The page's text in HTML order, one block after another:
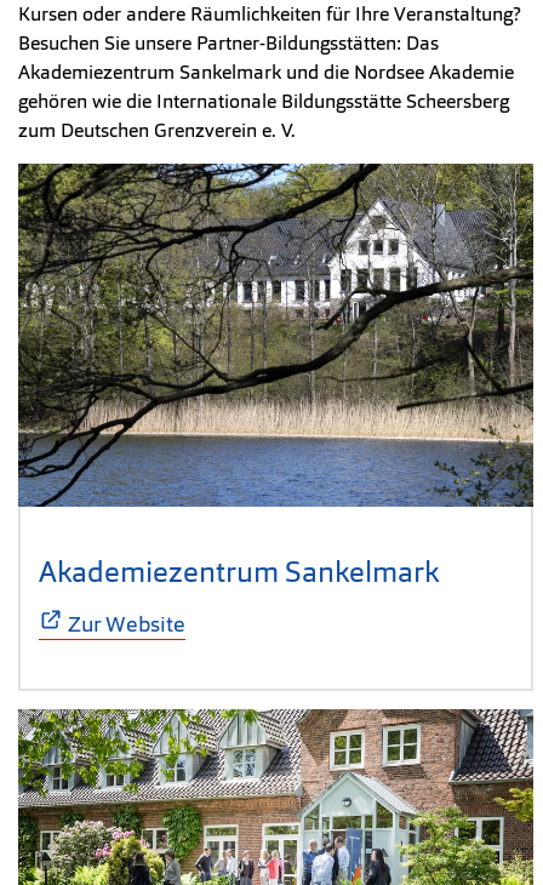
Kursen oder andere Räumlichkeiten für Ihre Veranstaltung?
Besuchen Sie unsere Partner-Bildungsstätten: Das
Akademiezentrum Sankelmark und die Nordsee Akademie
gehören wie die Internationale Bildungsstätte Scheersberg
zum Deutschen Grenzverein e. V.
Akademiezentrum Sankelmark(Öffnet
Zur Website